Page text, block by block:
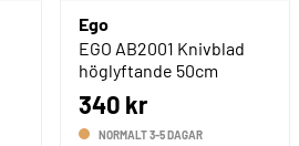
Ego
EGO AB2001 Knivblad
höglyftande 50cm
340 kr
NORMALT 3-5 DAGAR